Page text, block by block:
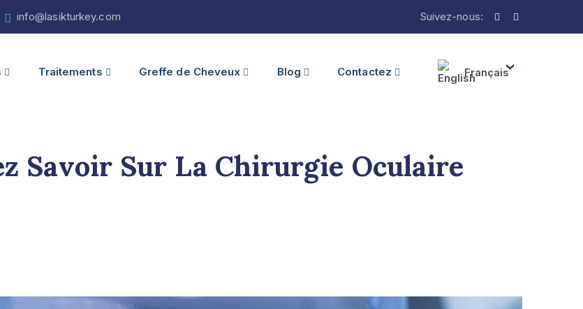
info@lasikturkey.com Suivez-nous:
Traitements Greffe de Cheveux Blog Contactez Français
Savoir Sur La Chirurgie Oculaire